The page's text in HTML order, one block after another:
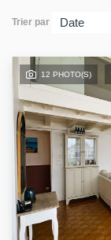
Trier par
12 PHOTO(S)